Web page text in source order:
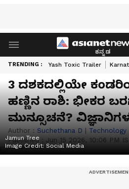
ಕನ್ನಡ
TRENDING : Yash Toxic Trailer
3 ದಶಕದಲ್ಲಿಯೇ
ಹಣ್ಣಿನ ರಾಶಿ: ಭೀಕರ
ಮುನ್ಸೂಚನೆ?
Author : Suchethana D | Technology
Published : Jun 15 2026, 10:06 PM
Jamun Tree
Image Credit: Social Media